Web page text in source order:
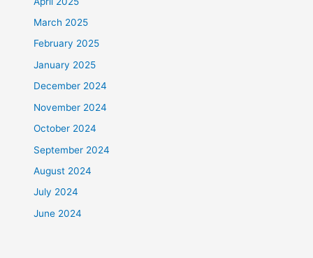
March 2025
February 2025
January 2025
December 2024
November 2024
October 2024
September 2024
August 2024
July 2024
June 2024